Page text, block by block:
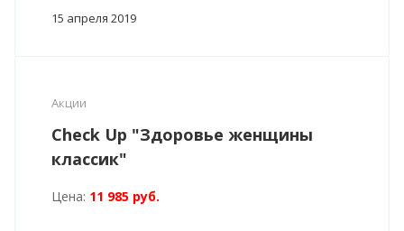
15 апреля 2019
Акции
Check Up "Здоровье женщины
классик"
Цена: 11 985 руб.